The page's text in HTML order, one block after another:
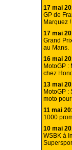
17 mai
GP de
Marquez !
17 mai
Grand
au Mans.
16 mai
MotoGP
chez
13 mai
MotoGP :
moto
11 mai
1000
10 mai
WSBK à